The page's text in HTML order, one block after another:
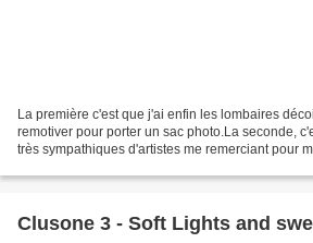
La première c'est que j'ai enfin les lombaires
remotiver pour porter un sac photo.La seconde,
très sympathiques d'artistes me remerciant pour
Clusone 3 - Soft Lights and